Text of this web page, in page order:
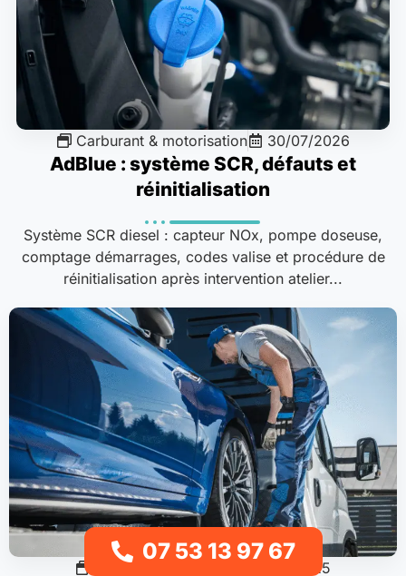
Carburant & motorisation 30/07/2026
AdBlue : système SCR, défauts et
réinitialisation
Système SCR diesel : capteur NOx, pompe doseuse,
comptage démarrages, codes valise et procédure de
réinitialisation après intervention atelier...
Sinistres & accidents 15/11/2025
07 53 13 97 67